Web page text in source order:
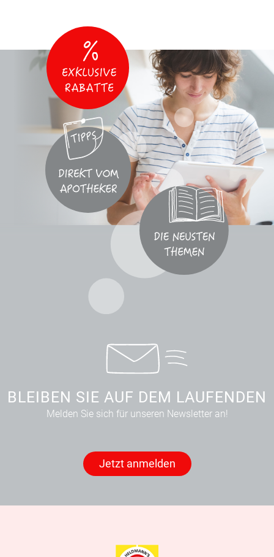
BLEIBEN SIE AUF DEM LAUFENDEN
Melden Sie sich für unseren Newsletter an!
Jetzt anmelden